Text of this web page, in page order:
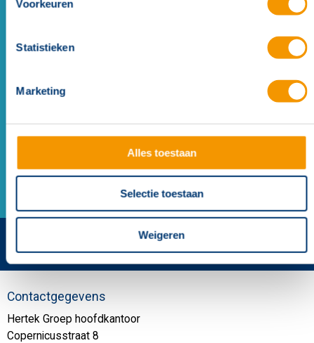
Voorkeuren
Statistieken
Marketing
Alles toestaan
Selectie toestaan
Weigeren
Testifire 2001
Contactgegevens
Hertek Groep hoofdkantoor
Copernicusstraat 8